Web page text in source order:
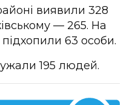
виявили 328
— 265. На
63 особи.
195 людей.